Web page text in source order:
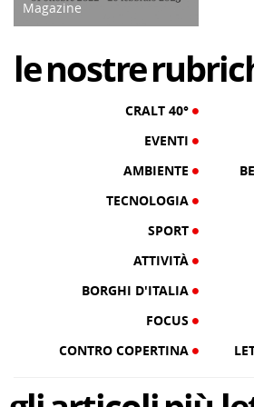
Magazine
lenostre
CRALT 40°
EVENTI
AMBIENTE
TECNOLOGIA
SPORT
ATTIVITÀ
BORGHI D'ITALIA
FOCUS
CONTRO COPERTINA